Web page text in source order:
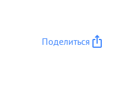
Поделиться